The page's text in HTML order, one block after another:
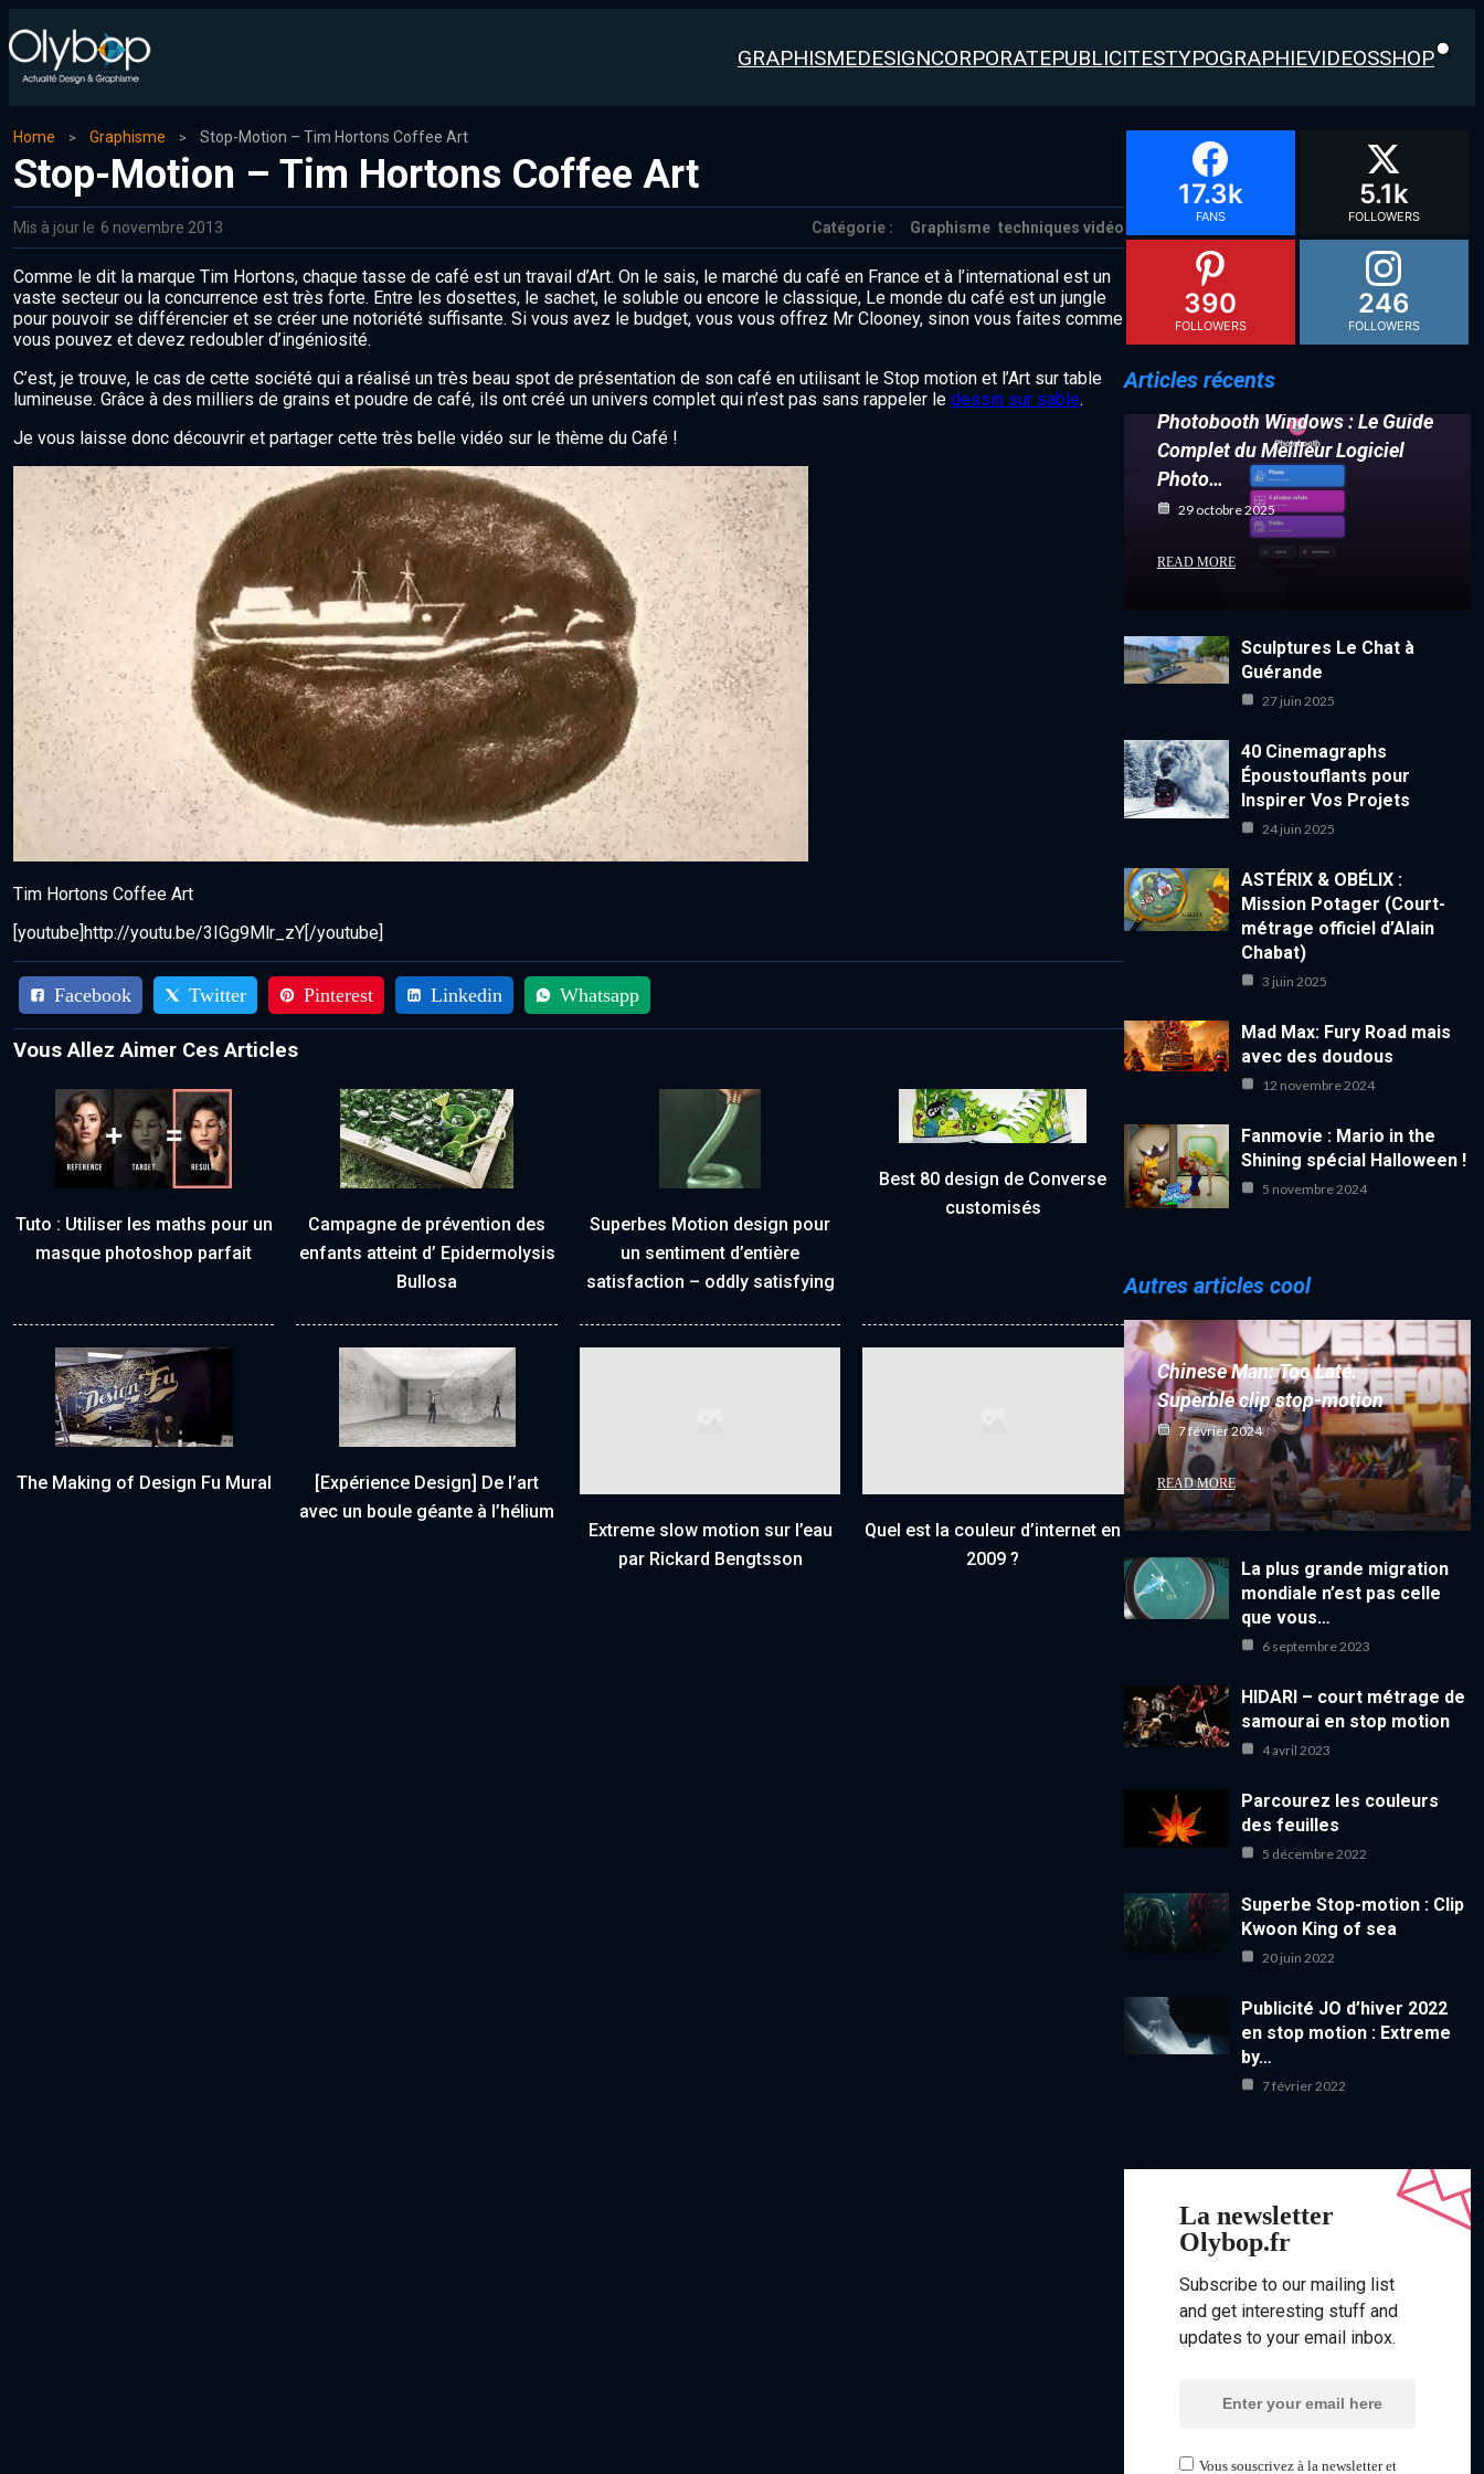
GRAPHISMEDESIGNCORPORATEPUBLICITESTYPOGRAPHIEVIDEOSSHOP
Home Graphisme Stop-Motion – Tim Hortons Coffee Art
Stop-Motion – Tim Hortons Coffee Art
Mis à jour le 6 novembre 2013 Catégorie : Graphisme techniques vidéo
Comme le dit la marque Tim Hortons, chaque tasse de café est un travail d’Art. On le sais, le marché du café en France et à l’international est un
vaste secteur ou la concurrence est très forte. Entre les dosettes, le sachet, le soluble ou encore le classique, Le monde du café est un jungle
pour pouvoir se différencier et se créer une notoriété suffisante. Si vous avez le budget, vous vous offrez Mr Clooney, sinon vous faites comme
vous pouvez et devez redoubler d’ingéniosité.
C’est, je trouve, le cas de cette société qui a réalisé un très beau spot de présentation de son café en utilisant le Stop motion et l’Art sur table
lumineuse. Grâce à des milliers de grains et poudre de café, ils ont créé un univers complet qui n’est pas sans rappeler le dessin sur sable.
Je vous laisse donc découvrir et partager cette très belle vidéo sur le thème du Café !
Tim Hortons Coffee Art
[youtube]http://youtu.be/3IGg9Mlr_zY[/youtube]
Facebook Twitter Pinterest Linkedin Whatsapp
Vous Allez Aimer Ces Articles
Tuto : Utiliser les maths pour un
masque photoshop parfait
Campagne de prévention des
enfants atteint d’ Epidermolysis
Bullosa
Superbes Motion design pour
un sentiment d’entière
satisfaction – oddly satisfying
Best 80 design de Converse
customisés
The Making of Design Fu Mural
[Expérience Design] De l’art
avec un boule géante à l’hélium
Extreme slow motion sur l’eau
par Rickard Bengtsson
Quel est la couleur d’internet en
2009 ?
17.3k
FANS
5.1k
FOLLOWERS
390
FOLLOWERS
246
FOLLOWERS
Articles récents
Photobooth Windows : Le Guide
Complet du Meilleur Logiciel
Photo…
29 octobre 2025
READ MORE
Sculptures Le Chat à
Guérande
27 juin 2025
40 Cinemagraphs
Époustouflants pour
Inspirer Vos Projets
24 juin 2025
ASTÉRIX & OBÉLIX :
Mission Potager (Court-
métrage officiel d’Alain
Chabat)
3 juin 2025
Mad Max: Fury Road mais
avec des doudous
12 novembre 2024
Fanmovie : Mario in the
Shining spécial Halloween !
5 novembre 2024
Autres articles cool
Chinese Man: Too Late.
Superble clip stop-motion
7 février 2024
READ MORE
La plus grande migration
mondiale n’est pas celle
que vous…
6 septembre 2023
HIDARI – court métrage de
samourai en stop motion
4 avril 2023
Parcourez les couleurs
des feuilles
5 décembre 2022
Superbe Stop-motion : Clip
Kwoon King of sea
20 juin 2022
Publicité JO d’hiver 2022
en stop motion : Extreme
by…
7 février 2022
La newsletter
Olybop.fr
Subscribe to our mailing list
and get interesting stuff and
updates to your email inbox.
Vous souscrivez à la newsletter et